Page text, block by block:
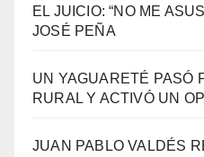
EL JUICIO: “NO ME
JOSÉ PEÑA
UN YAGUARETÉ PASÓ
RURAL Y ACTIVÓ UN
JUAN PABLO VALDÉS